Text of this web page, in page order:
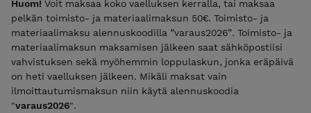
Huom! Voit maksaa koko vaelluksen kerralla, tai maksaa
pelkän toimisto- ja materiaalimaksun 50€. Toimisto- ja
materiaalimaksu alennuskoodilla ”varaus2026”. Toimisto- ja
materiaalimaksun maksamisen jälkeen saat sähköpostiisi
vahvistuksen sekä myöhemmin loppulaskun, jonka eräpäivä
on heti vaelluksen jälkeen. Mikäli maksat vain
ilmoittautumismaksun niin käytä alennuskoodia
"varaus2026".